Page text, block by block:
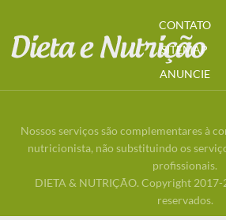
CONTATO
SITEMAP
ANUNCIE
Nossos serviços são complementares à
nutricionista, não substituindo os
profissionais.
DIETA & NUTRIÇÃO. Copyright
reservados.